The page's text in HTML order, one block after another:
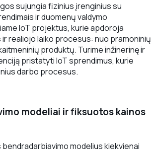
sujungia fizinius įrenginius su
ir duomenų valdymo
IoT projektus, kurie apdoroja
ir realiojo laiko procesus: nuo pramoninių
produktų. Turime inžinerinę ir
pristatyti IoT sprendimus, kurie
darbo procesus.
modeliai ir fiksuotos kainos
modelius kiekvienai